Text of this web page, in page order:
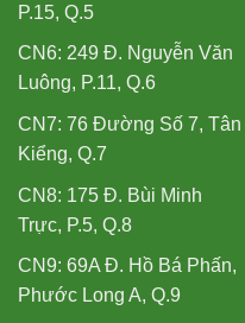
P.15, Q.5
CN6: 249 Đ. Nguyễn Văn
Luông, P.11, Q.6
CN7: 76 Đường Số 7, Tân
Kiểng, Q.7
CN8: 175 Đ. Bùi Minh
Trực, P.5, Q.8
CN9: 69A Đ. Hồ Bá Phấn,
Phước Long A, Q.9